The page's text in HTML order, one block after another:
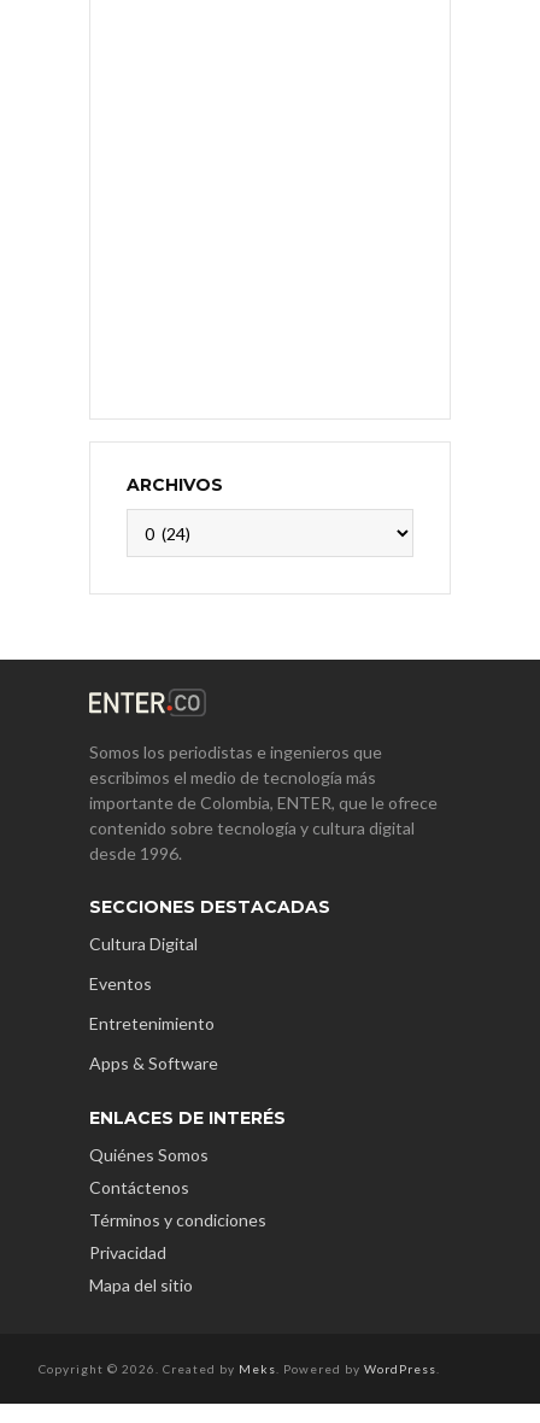
ARCHIVOS
Somos los periodistas e ingenieros que
escribimos el medio de tecnología más
importante de Colombia, ENTER, que le ofrece
contenido sobre tecnología y cultura digital
desde 1996.
SECCIONES DESTACADAS
Cultura Digital
Eventos
Entretenimiento
Apps & Software
ENLACES DE INTERÉS
Quiénes Somos
Contáctenos
Términos y condiciones
Privacidad
Mapa del sitio
Copyright © 2026. Created by Meks . Powered by WordPress